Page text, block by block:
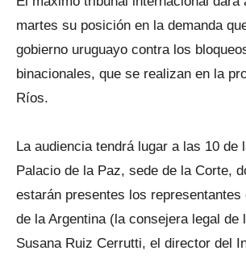
martes su posición en la demanda
gobierno uruguayo contra los
binacionales, que se realizan en la
Ríos.
La audiencia tendrá lugar a las 10 de
Palacio de la Paz, sede de la Corte,
estarán presentes los representantes
de la Argentina (la consejera legal de
Susana Ruiz Cerrutti, el director del